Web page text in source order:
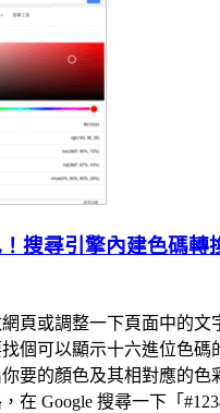
搜尋引擎內建色碼轉
頁或調整一下頁面中的文
個可以顯示十六進位色碼
要的顏色及其相對應的色
在 Google 搜尋一下「